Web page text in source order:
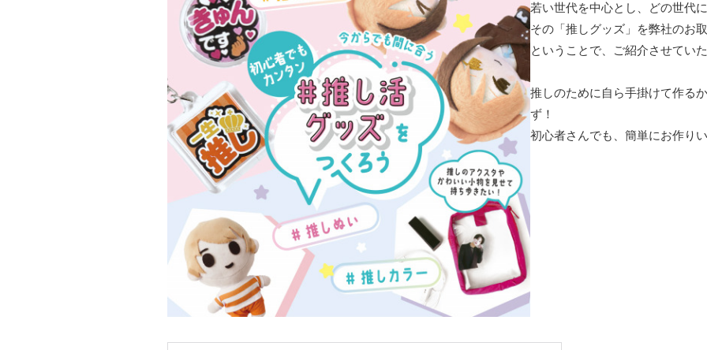
若い世代を中心とし、どの世代
その「推しグッズ」を弊社のお
ということで、ご紹介させてい
推しのために自ら手掛けて作る
ず！
初心者さんでも、簡単にお作り